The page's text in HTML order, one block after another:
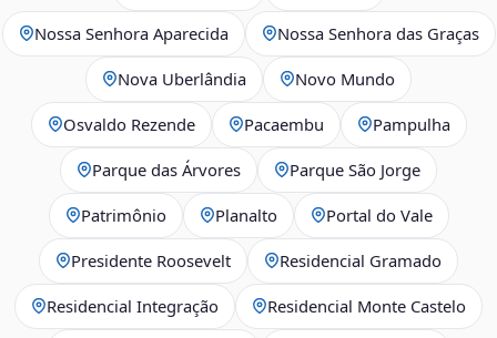
Nossa Senhora Aparecida Nossa Senhora das Graças
Nova Uberlândia Novo Mundo
Osvaldo Rezende Pacaembu Pampulha
Parque das Árvores Parque São Jorge
Patrimônio Planalto Portal do Vale
Presidente Roosevelt Residencial Gramado
Residencial Integração Residencial Monte Castelo